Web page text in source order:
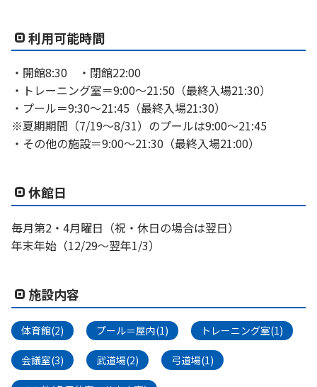
利用可能時間
・開館8:30 ・閉館22:00
・トレーニング室＝9:00〜21:50（最終入場21:30）
・プール＝9:30〜21:45（最終入場21:30）
※夏期期間（7/19〜8/31）のプールは9:00〜21:45
・その他の施設＝9:00〜21:30（最終入場21:00）
休館日
毎月第2・4月曜日（祝・休日の場合は翌日）
年末年始（12/29〜翌年1/3）
施設内容
体育館(2) プール＝屋内(1) トレーニング室(1)
会議室(3) 武道場(2) 弓道場(1)